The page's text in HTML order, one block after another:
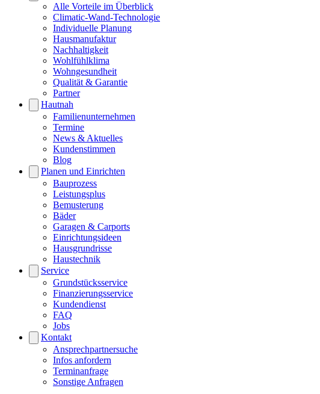
Alle Vorteile im Überblick
Climatic-Wand-Technologie
Individuelle Planung
Hausmanufaktur
Nachhaltigkeit
Wohlfühlklima
Wohngesundheit
Qualität & Garantie
Partner
Hautnah
Familienunternehmen
Termine
News & Aktuelles
Kundenstimmen
Blog
Planen und Einrichten
Bauprozess
Leistungsplus
Bemusterung
Bäder
Garagen & Carports
Einrichtungsideen
Hausgrundrisse
Haustechnik
Service
Grundstücksservice
Finanzierungsservice
Kundendienst
FAQ
Jobs
Kontakt
Ansprechpartnersuche
Infos anfordern
Terminanfrage
Sonstige Anfragen